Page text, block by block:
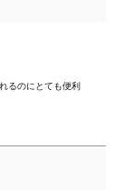
るのにとても便利